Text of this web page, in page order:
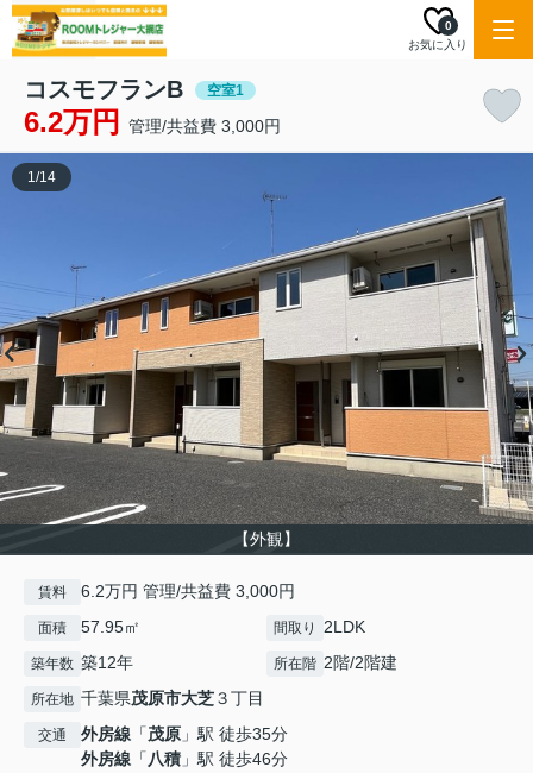
お気に入り
0
コスモフランB 空室1
6.2万円 管理/共益費 3,000円
【外観】
1/14
賃料 6.2万円 管理/共益費 3,000円
面積 57.95㎡ 間取り 2LDK
築年数 築12年 所在階 2階/2階建
所在地 千葉県茂原市大芝３丁目
交通 外房線 「茂原 」駅 徒歩35分
外房線 「八積 」駅 徒歩46分